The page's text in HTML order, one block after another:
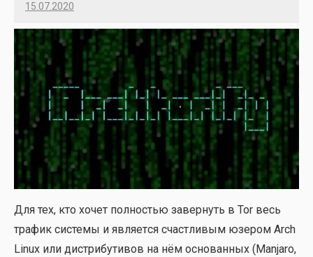
15.07.2020
Imatvey
Для тех, кто хочет пол­но­стью завер­нуть в Tor весь
тра­фик систе­мы и явля­ет­ся счаст­ли­вым юзе­ром Arch
Linux или дис­три­бу­ти­вов на нём осно­ван­ных (Manjaro,